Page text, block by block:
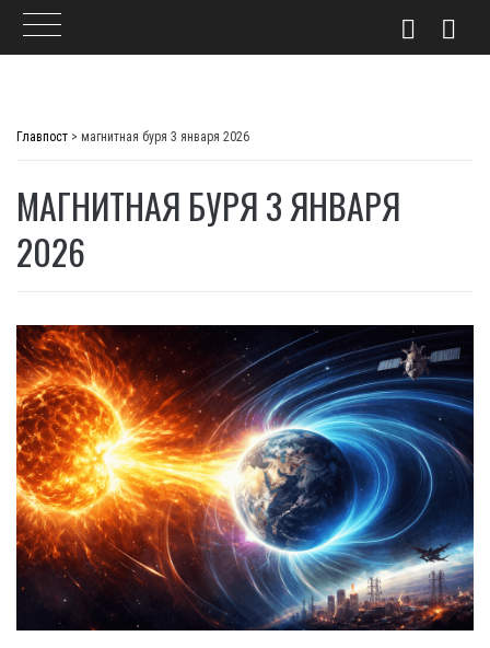
Главпост > магнитная буря 3 января 2026
МАГНИТНАЯ БУРЯ 3 ЯНВАРЯ
2026